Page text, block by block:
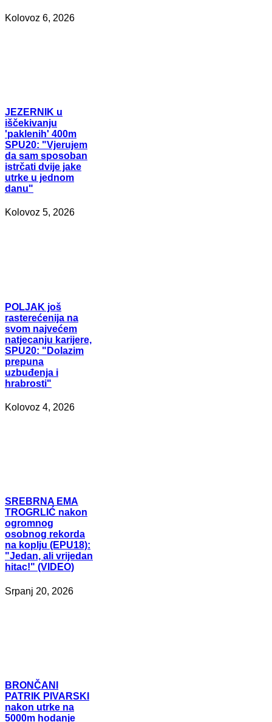
Kolovoz 6, 2026
JEZERNIK u
iščekivanju
'paklenih' 400m
SPU20: "Vjerujem
da sam sposoban
istrčati dvije jake
utrke u jednom
danu"
Kolovoz 5, 2026
POLJAK još
rasterećenija na
svom najvećem
natjecanju karijere,
SPU20: "Dolazim
prepuna
uzbuđenja i
hrabrosti"
Kolovoz 4, 2026
SREBRNA EMA
TROGRLIĆ nakon
ogromnog
osobnog rekorda
na koplju (EPU18):
"Jedan, ali vrijedan
hitac!" (VIDEO)
Srpanj 20, 2026
BRONČANI
PATRIK PIVARSKI
nakon utrke na
5000m hodanje